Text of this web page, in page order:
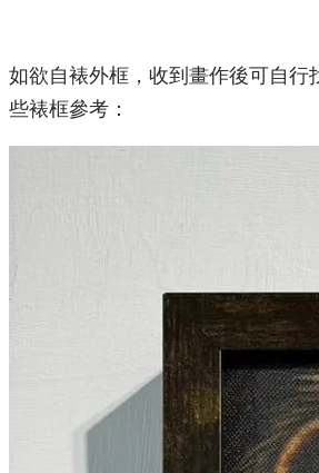
如欲自裱外框，收到畫作後可自行
些裱框參考：